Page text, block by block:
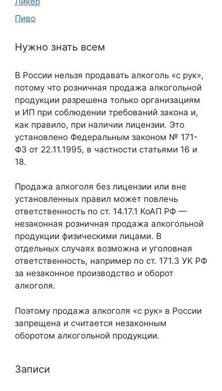
Пиво
Нужно знать всем
В России нельзя продавать алкоголь «с рук»,
потому что розничная продажа алкогольной
продукции разрешена только организациям
и ИП при соблюдении требований закона и,
как правило, при наличии лицензии. Это
установлено Федеральным законом № 171-
ФЗ от 22.11.1995, в частности статьями 16 и
18.
Продажа алкоголя без лицензии или вне
установленных правил может повлечь
ответственность по ст. 14.17.1 КоАП РФ —
незаконная розничная продажа алкогольной
продукции физическими лицами. В
отдельных случаях возможна и уголовная
ответственность, например по ст. 171.3 УК РФ
за незаконное производство и оборот
алкоголя.
Поэтому продажа алкоголя «с рук» в России
запрещена и считается незаконным
оборотом алкогольной продукции.
Записи